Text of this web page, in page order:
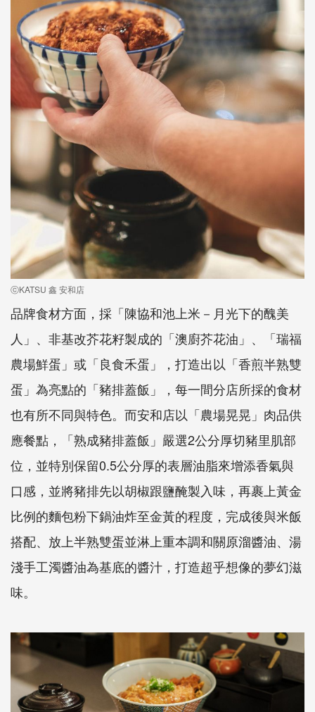
ⓒKATSU 鑫 安和店
品牌食材方面，採「陳協和池上米－月光下的醜美
人」、非基改芥花籽製成的「澳廚芥花油」、「瑞福
農場鮮蛋」或「良食禾蛋」，打造出以「香煎半熟雙
蛋」為亮點的「豬排蓋飯」，每一間分店所採的食材
也有所不同與特色。而安和店以「農場晃晃」肉品供
應餐點，「熟成豬排蓋飯」嚴選2公分厚切豬里肌部
位，並特別保留0.5公分厚的表層油脂來增添香氣與
口感，並將豬排先以胡椒跟鹽醃製入味，再裹上黃金
比例的麵包粉下鍋油炸至金黃的程度，完成後與米飯
搭配、放上半熟雙蛋並淋上重本調和關原溜醬油、湯
淺手工濁醬油為基底的醬汁，打造超乎想像的夢幻滋
味。